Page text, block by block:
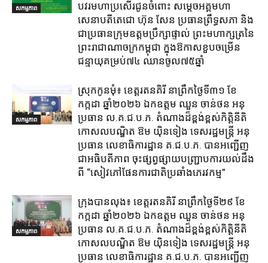
សកម្មភាព
បវរមហាប្រសើរជូនចំពោះ សម្តេចអគ្គមហា
សេនាបតីតេជោ ហ៊ុន សែន ប្រធានព្រឹទ្ធសភា និង
ជាប្រធានក្រុមឧត្តមប្រឹក្សាផ្ទាល់ ព្រះមហាក្សត្រនៃ
ព្រះរាជាណាចក្រកម្ពុជា ក្នុងឱកាសខួបចម្រើន
ជន្មាយុគម្រប់៧៤ ឈានចូល៧៥ឆ្នាំ
សកម្មភាព
ស្រុក​កូនមុំ៖ ខេត្ត​រតនគិរី​ នាព្រឹកថ្ងៃទី៣១​ ខែ
កក្កដា ឆ្នាំ២០២៦ ឯកឧត្តម​ ឈួន ចាន់ថន អនុ
ប្រធាន ល.គ.ជ.ប.ភ. តំណាង​ដ៏ខ្ពង់ខ្ពស់​កិត្តិនីតិ
កោសលបណ្ឌិត​ ឱម​ យ៉ិនទៀង​ ទេសរដ្ឋមន្រ្តី​ អនុ
ប្រធាន​ លេខាធិការ​ដ្ឋាន​ គ.ជ.ប.ភ​. បានអញ្ជើញ
ជាអធិបតីភាព​ ចុះផ្សព្វផ្សាយ​បញ្ជ្រាប​ការ​យល់​ដឹង​
ពី​ “សៀវភៅផែនការជាតិប្រឆាំងភេរវកម្ម”
សកម្មភាព
ក្រុង​បាន​លុង​៖ ខេត្ត​រតនគិរី​ នាព្រឹកថ្ងៃទី២៩ ខែ
កក្កដា ឆ្នាំ២០២៦ ឯកឧត្តម​ ឈួន ចាន់ថន អនុ
ប្រធាន ល.គ.ជ.ប.ភ. តំណាង​ដ៏ខ្ពង់ខ្ពស់​កិត្តិនីតិ
កោសលបណ្ឌិត​ ឱម​ យ៉ិនទៀង​ ទេសរដ្ឋមន្រ្តី​ អនុ
ប្រធាន​ លេខាធិការ​ដ្ឋាន​ គ.ជ.ប.ភ​. បានអញ្ជើញ